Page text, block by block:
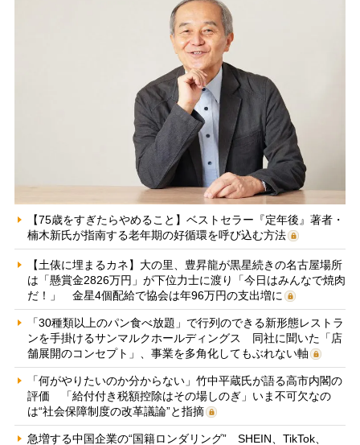
【75歳をすぎたらやめること】ベストセラー『定年後』著者・
楠木新氏が指南する老年期の好循環を呼び込む方法
【土俵に埋まるカネ】大の里、豊昇龍が黒星続きの名古屋場所
は「懸賞金2826万円」が下位力士に渡り「今日はみんなで焼肉
だ！」 金星4個配給で協会は年96万円の支出増に
「30種類以上のパン食べ放題」で行列のできる新形態レストラ
ンを手掛けるサンマルクホールディングス 同社に聞いた「店
舗展開のコンセプト」、事業を多角化してもぶれない軸
「何がやりたいのか分からない」竹中平蔵氏が語る高市内閣の
評価 「給付付き税額控除はその場しのぎ」いま不可欠なの
は“社会保障制度の改革議論”と指摘
急増する中国企業の“国籍ロンダリング” SHEIN、TikTok、